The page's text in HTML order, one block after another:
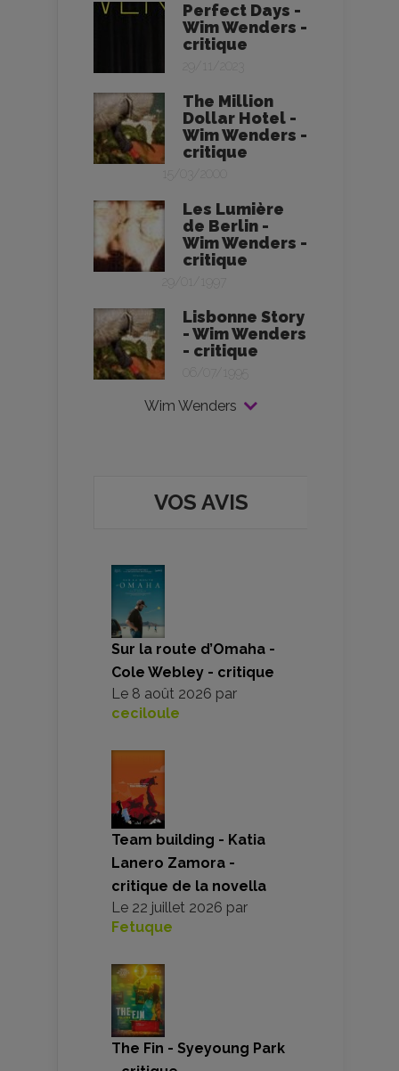
Perfect Days -
Wim Wenders -
critique
29/11/2023
The Million
Dollar Hotel -
Wim Wenders -
critique
15/03/2000
Les Lumière
de Berlin -
Wim Wenders -
critique
29/01/1997
Lisbonne Story
- Wim Wenders
- critique
06/07/1995
Wim Wenders
VOS AVIS
Sur la route d’Omaha -
Cole Webley - critique
Le 8 août 2026 par
ceciloule
Team building - Katia
Lanero Zamora -
critique de la novella
Le 22 juillet 2026 par
Fetuque
The Fin - Syeyoung Park